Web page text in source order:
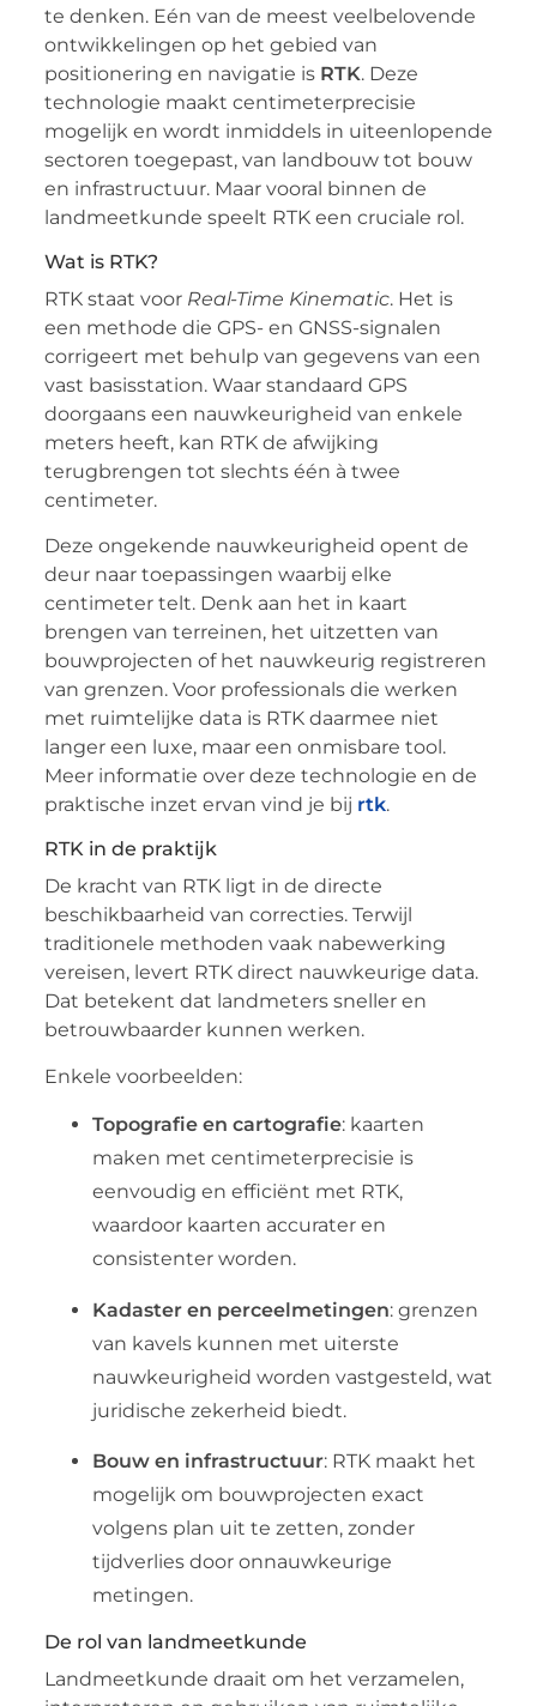
te denken. Eén van de meest veelbelovende
ontwikkelingen op het gebied van
positionering en navigatie is RTK. Deze
technologie maakt centimeterprecisie
mogelijk en wordt inmiddels in uiteenlopende
sectoren toegepast, van landbouw tot bouw
en infrastructuur. Maar vooral binnen de
landmeetkunde speelt RTK een cruciale rol.
Wat is RTK?
RTK staat voor Real-Time Kinematic. Het is
een methode die GPS- en GNSS-signalen
corrigeert met behulp van gegevens van een
vast basisstation. Waar standaard GPS
doorgaans een nauwkeurigheid van enkele
meters heeft, kan RTK de afwijking
terugbrengen tot slechts één à twee
centimeter.
Deze ongekende nauwkeurigheid opent de
deur naar toepassingen waarbij elke
centimeter telt. Denk aan het in kaart
brengen van terreinen, het uitzetten van
bouwprojecten of het nauwkeurig registreren
van grenzen. Voor professionals die werken
met ruimtelijke data is RTK daarmee niet
langer een luxe, maar een onmisbare tool.
Meer informatie over deze technologie en de
praktische inzet ervan vind je bij rtk.
RTK in de praktijk
De kracht van RTK ligt in de directe
beschikbaarheid van correcties. Terwijl
traditionele methoden vaak nabewerking
vereisen, levert RTK direct nauwkeurige data.
Dat betekent dat landmeters sneller en
betrouwbaarder kunnen werken.
Enkele voorbeelden:
Topografie en cartografie: kaarten
maken met centimeterprecisie is
eenvoudig en efficiënt met RTK,
waardoor kaarten accurater en
consistenter worden.
Kadaster en perceelmetingen: grenzen
van kavels kunnen met uiterste
nauwkeurigheid worden vastgesteld, wat
juridische zekerheid biedt.
Bouw en infrastructuur: RTK maakt het
mogelijk om bouwprojecten exact
volgens plan uit te zetten, zonder
tijdverlies door onnauwkeurige
metingen.
De rol van landmeetkunde
Landmeetkunde draait om het verzamelen,